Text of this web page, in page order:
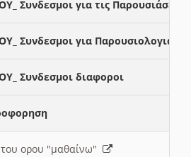
Συνδεσμοι για τις Παρουσιάσεις
Συνδεσμοι για Παρουσιολογια
Συνδεσμοι διαφοροι
ορου "μαθαίνω"